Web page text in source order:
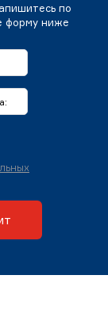
по
форму ниже